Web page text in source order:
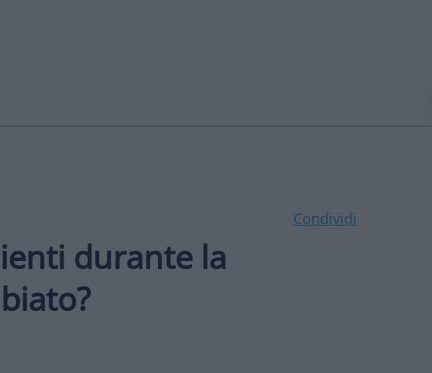
Condividi
durante la